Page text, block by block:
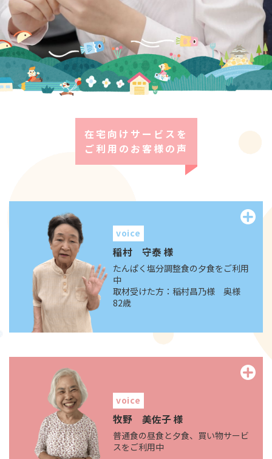
在宅向けサービスを
ご利用のお客様の声
voice
稲村 守泰 様
たんぱく塩分調整食の夕食をご利用
中
取材受けた方：稲村昌乃様 奥様
82歳
voice
牧野 美佐子 様
普通食の昼食と夕食、買い物サービ
スをご利用中